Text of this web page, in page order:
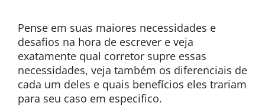
Pense em suas maiores necessidades e
desafios na hora de escrever e veja
exatamente qual corretor supre essas
necessidades, veja também os diferenciais de
cada um deles e quais benefícios eles trariam
para seu caso em especifico.